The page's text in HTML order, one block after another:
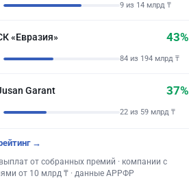
9 из 14 млрд ₸
«Евразия» 43%
84 из 194 млрд ₸
Garant 37%
22 из 59 млрд ₸
→
от собранных премий · компании с
от 10 млрд ₸ · данные АРРФР